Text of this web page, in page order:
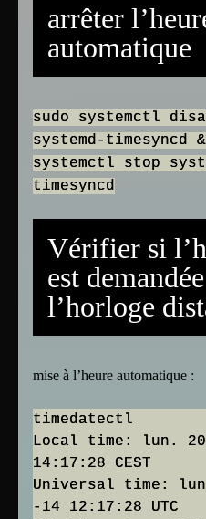
arrêter
automatique
sudo systemctl
systemd-timesyncd
systemctl stop
timesyncd
Vérifier si
est
l’horloge
mise à l’heure automatique :
timedatectl
Local time: lun.
14:17:28 CEST
Universal time:
-14 12:17:28 UTC